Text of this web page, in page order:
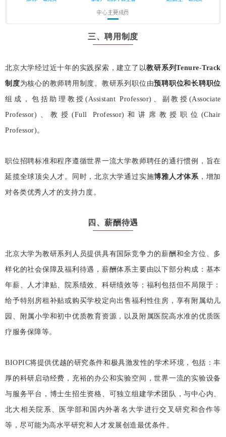
三、聘用制度
北京大学经过近十年的实践探索，建立了以教研系列Tenure-Track
制度为核心的教师聘用制度。 教研系列职位由预聘职位和长聘职位
组成，包括助理教授(Assistant Professor)、副教授(Associate
Professor)、教授(Full Professor)和讲席教授职位(Chair
Professor)。
职位招聘标准和程序遵循世界一流大学教师聘任的通行惯例，旨在
延揽全球顶尖人才。 同时，北京大学通过实施博雅人才体系，增加
对各类优秀人才的支持力度。
四 、薪酬待遇
北京大学为教研系列人员提供具有国际竞争力的薪酬和全方位、多
样化的社会保障及福利待遇，薪酬体系主要由以下部分构成： 基本
年薪、人才津贴、院系绩效、科研绩效等； 福利包括但不局限于：
给予特别房租补贴或购买学校定向出售福利性住房，享有附属幼儿
园、附属小学和初中优质教育资源，以及附属医院高水准的优质医
疗服务保障等。
BIOPIC将提供优越的研究条件和极具激发性的学术环境，包括：丰
厚的科研启动经费，充裕的办公和实验空间，世界一流的实验设备
与服务平台，博士生招生资格、可独立组建学术团队，与中心内、
北大相关院系、医学部和国内外著名大学进行交叉研究和合作等
等，尽可能为高水平研究和人才发展创造最优条件。